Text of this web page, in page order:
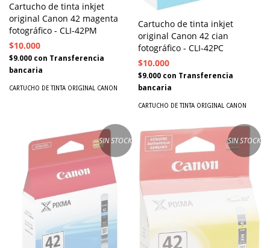
Cartucho de tinta inkjet
original Canon 42 magenta
fotográfico - CLI-42PM
$10.000
$9.000 con Transferencia
bancaria
CARTUCHO DE TINTA ORIGINAL CANON
Cartucho de tinta inkjet
original Canon 42 cian
fotográfico - CLI-42PC
$10.000
$9.000 con Transferencia
bancaria
CARTUCHO DE TINTA ORIGINAL CANON
SIN STOCK SIN STOCK